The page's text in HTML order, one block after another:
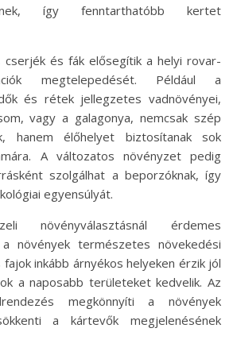
így fenntarthatóbb kertet
cserjék és fák elősegítik a helyi rovar-
megtelepedését. Például a
és rétek jellegzetes vadnövényei,
vagy a galagonya, nemcsak szép
hanem élőhelyet biztosítanak sok
A változatos növényzet pedig
szolgálhat a beporzóknak, így
egyensúlyát.
növényválasztásnál érdemes
növények természetes növekedési
inkább árnyékos helyeken érzik jól
a naposabb területeket kedvelik. Az
megkönnyíti a növények
a kártevők megjelenésének